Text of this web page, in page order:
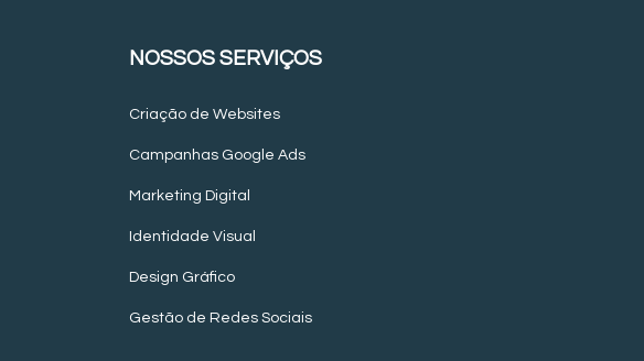
NOSSOS SERVIÇOS
Criação de Websites
Campanhas Google Ads
Marketing Digital
Identidade Visual
Design Gráfico
Gestão de Redes Sociais